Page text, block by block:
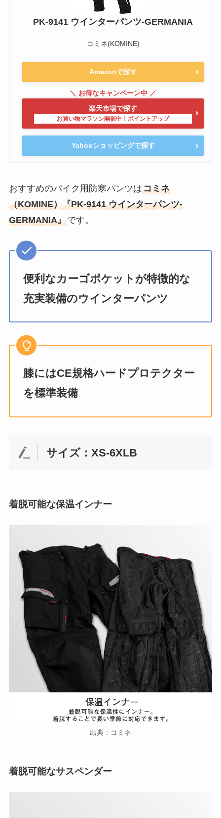
PK-9141 ウインターパンツ-GERMANIA
コミネ(KOMINE)
Amazonで探す
楽天市場で探す
Yahooショッピングで探す
おすすめのバイク用防寒パンツはコミネ
（KOMINE）『PK-9141 ウインターパンツ-
GERMANIA』です。
便利なカーゴポケットが特徴的な
充実装備のウインターパンツ
膝にはCE規格ハードプロテクター
を標準装備
サイズ：XS-6XLB
着脱可能な保温インナー
出典：コミネ
着脱可能なサスペンダー